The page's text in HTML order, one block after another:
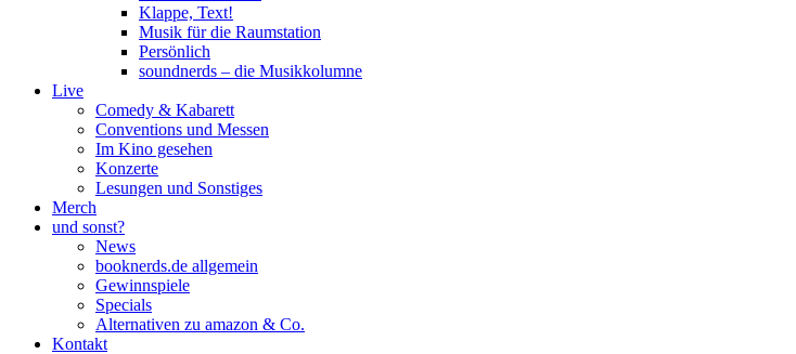
Klappe, Text!
Musik für die Raumstation
Persönlich
soundnerds – die Musikkolumne
Live
Comedy & Kabarett
Conventions und Messen
Im Kino gesehen
Konzerte
Lesungen und Sonstiges
Merch
und sonst?
News
booknerds.de allgemein
Gewinnspiele
Specials
Alternativen zu amazon & Co.
Kontakt